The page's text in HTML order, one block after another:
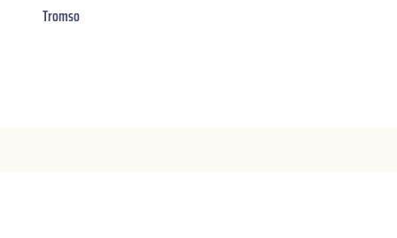
Tromso